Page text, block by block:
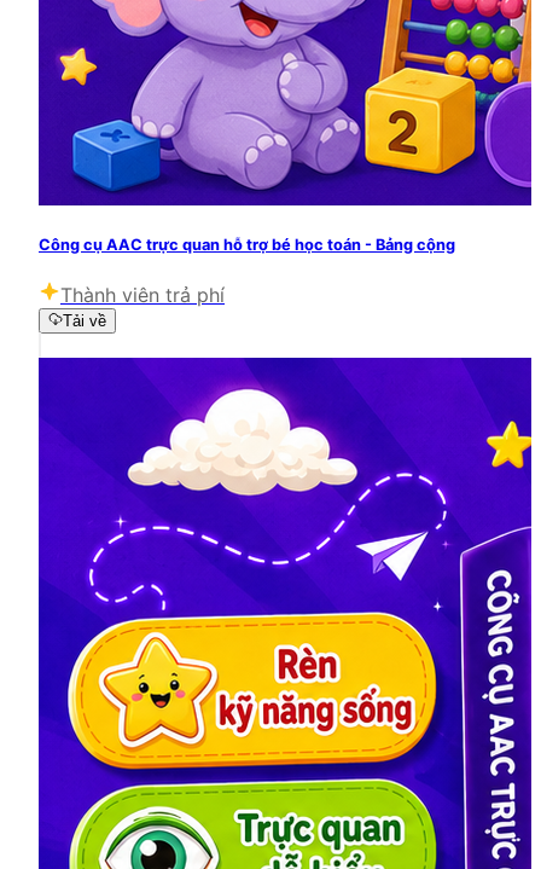
Công cụ AAC trực quan hỗ trợ bé học toán - Bảng cộng
Thành viên trả phí
Tải về